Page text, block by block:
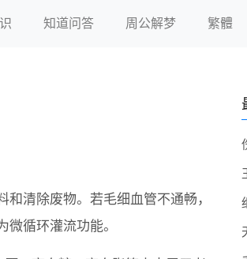
知道问答 周公解梦 繁體
清除废物。若毛细血管不通畅，
循环灌流功能。